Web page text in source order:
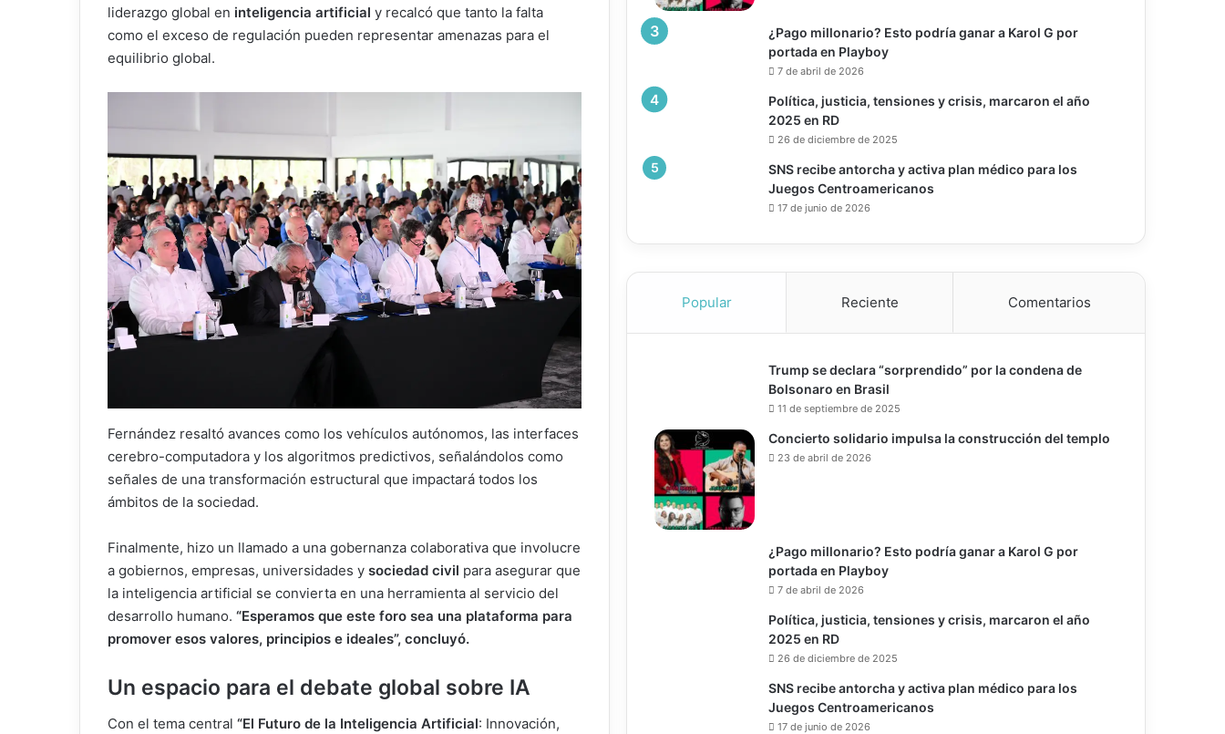
liderazgo global en inteligencia artificial y recalcó que tanto la falta
como el exceso de regulación pueden representar amenazas para el
equilibrio global.
Fernández resaltó avances como los vehículos autónomos, las interfaces
cerebro-computadora y los algoritmos predictivos, señalándolos como
señales de una transformación estructural que impactará todos los
ámbitos de la sociedad.
Finalmente, hizo un llamado a una gobernanza colaborativa que involucre
a gobiernos, empresas, universidades y sociedad civil para asegurar que
la inteligencia artificial se convierta en una herramienta al servicio del
desarrollo humano. “Esperamos que este foro sea una plataforma para
promover esos valores, principios e ideales”, concluyó.
Un espacio para el debate global sobre IA
Con el tema central “El Futuro de la Inteligencia Artificial: Innovación,
¿Pago millonario? Esto podría ganar a Karol G por
portada en Playboy
7 de abril de 2026
Política, justicia, tensiones y crisis, marcaron el año
2025 en RD
26 de diciembre de 2025
SNS recibe antorcha y activa plan médico para los
Juegos Centroamericanos
17 de junio de 2026
Popular Reciente Comentarios
Trump se declara “sorprendido” por la condena de
Bolsonaro en Brasil
11 de septiembre de 2025
Concierto solidario impulsa la construcción del templo
23 de abril de 2026
¿Pago millonario? Esto podría ganar a Karol G por
portada en Playboy
7 de abril de 2026
Política, justicia, tensiones y crisis, marcaron el año
2025 en RD
26 de diciembre de 2025
SNS recibe antorcha y activa plan médico para los
Juegos Centroamericanos
17 de junio de 2026